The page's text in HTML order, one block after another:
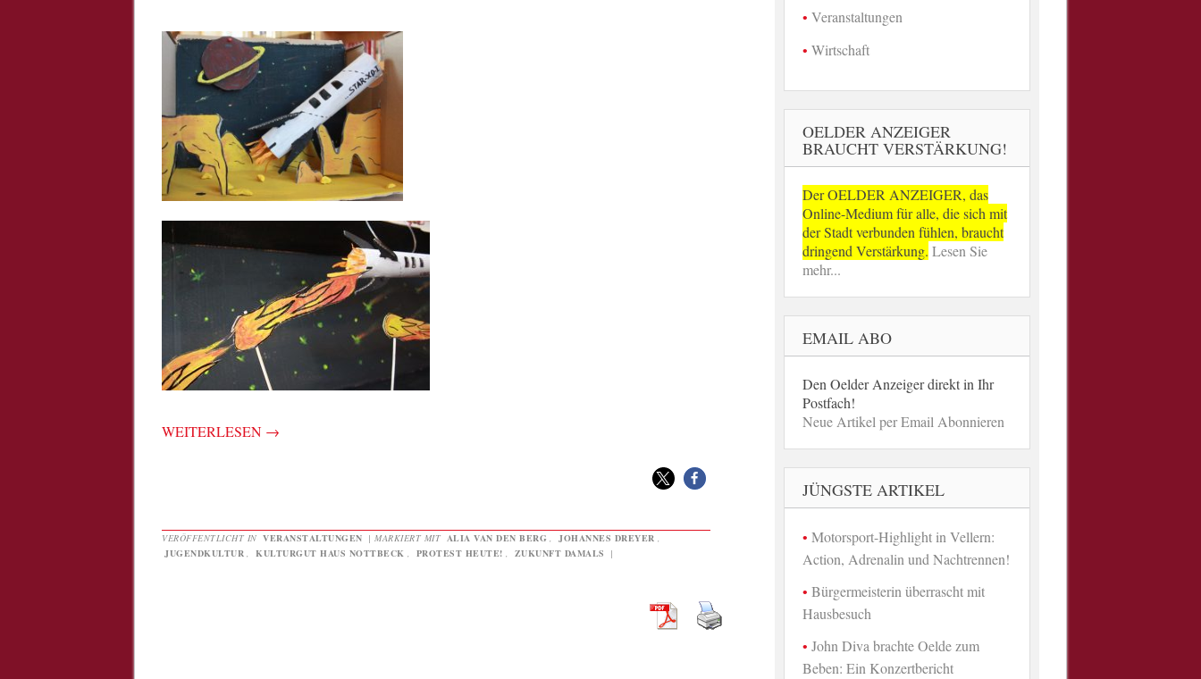
WEITERLESEN →
VERÖFFENTLICHT IN VERANSTALTUNGEN | MARKIERT MIT ALIA VAN DEN BERG JOHANNES DREYER
JUGENDKULTUR
KULTURGUT HAUS NOTTBECK PROTEST HEUTE! ZUKUNFT DAMALS |
Veranstaltungen
Wirtschaft
OELDER ANZEIGER
BRAUCHT VERSTÄRKUNG!
Der OELDER ANZEIGER, das
Online-Medium für alle, die sich mit
der Stadt verbunden fühlen, braucht
dringend Verstärkung. Lesen Sie
mehr...
EMAIL ABO
Den Oelder Anzeiger direkt in Ihr
Postfach!
Neue Artikel per Email Abonnieren
JÜNGSTE ARTIKEL
Motorsport-Highlight in Vellern:
Action, Adrenalin und Nachtrennen!
Bürgermeisterin überrascht mit
Hausbesuch
John Diva brachte Oelde zum
Beben: Ein Konzertbericht